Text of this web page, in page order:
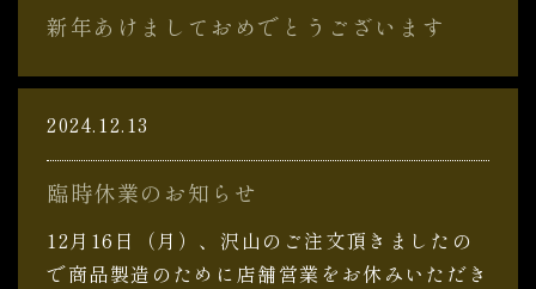
新年あけましておめでとうございます
2024.12.13
臨時休業のお知らせ
12月16日（月）、沢山のご注文頂きましたの
で商品製造のために店舗営業をお休みいただき